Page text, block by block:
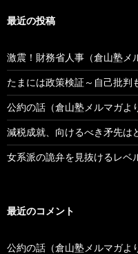
最近の投稿
激震！財務省人事（倉山塾メ
たまには政策検証～自己批判
公約の話（倉山塾メルマガよ
減税成就、向けるべき矛先は
女系派の詭弁を見抜けるレベ
最近のコメント
公約の話（倉山塾メルマガよ